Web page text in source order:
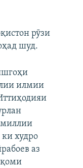
рӯзи
шуд.
илмии
худро
аз